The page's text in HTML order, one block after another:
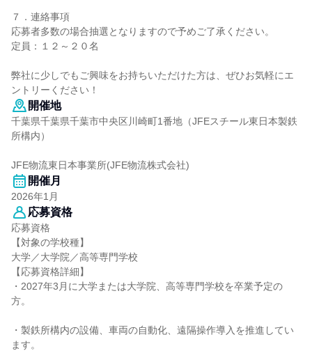
７．連絡事項
応募者多数の場合抽選となりますので予めご了承ください。
定員：１２～２０名
弊社に少しでもご興味をお持ちいただけた方は、ぜひお気軽にエ
ントリーください！
開催地
千葉県千葉県千葉市中央区川崎町1番地（JFEスチール東日本製鉄
所構内）
JFE物流東日本事業所(JFE物流株式会社)
開催月
2026年1月
応募資格
応募資格
【対象の学校種】
大学／大学院／高等専門学校
【応募資格詳細】
・2027年3月に大学または大学院、高等専門学校を卒業予定の
方。
・製鉄所構内の設備、車両の自動化、遠隔操作導入を推進してい
ます。